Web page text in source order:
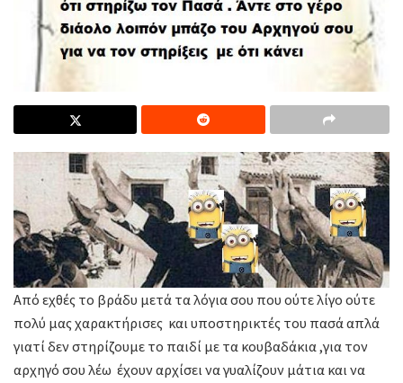
Από εχθές το βράδυ μετά τα λόγια σου που ούτε λίγο ούτε
πολύ μας χαρακτήρισες και υποστηρικτές του πασά απλά
γιατί δεν στηρίζουμε το παιδί με τα κουβαδάκια ,για τον
αρχηγό σου λέω έχουν αρχίσει να γυαλίζουν μάτια και να